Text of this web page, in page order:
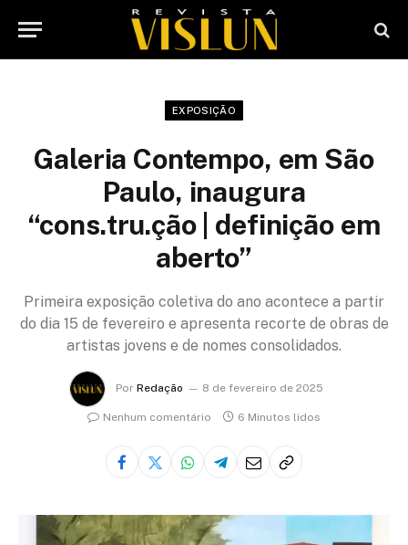
EXPOSIÇÃO
Galeria Contempo, em São
Paulo, inaugura
“cons.tru.ção | definição em
aberto”
Primeira exposição coletiva do ano acontece a partir
do dia 15 de fevereiro e apresenta recorte de obras de
artistas jovens e de nomes consolidados.
Por Redação 8 de fevereiro de 2025
Nenhum comentário 6 Minutos lidos